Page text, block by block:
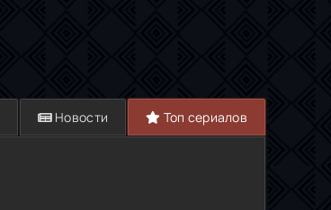
Новости Топ сериалов